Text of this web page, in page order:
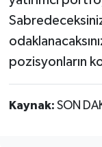
pozisyonların
Kaynak: SON